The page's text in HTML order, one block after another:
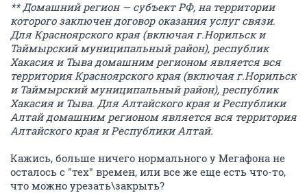
** Домашний регион — субъект РФ, на территории
которого заключен договор оказания услуг связи.
Для Красноярского края (включая г.Норильск и
Таймырский муниципальный район), республик
Хакасия и Тыва домашним регионом является вся
территория Красноярского края (включая г.Норильск
и Таймырский муниципальный район), республик
Хакасия и Тыва. Для Алтайского края и Республики
Алтай домашним регионом является вся территория
Алтайского края и Республики Алтай.
Кажись, больше ничего нормального у Мегафона не
осталось с "тех" времен, или все же еще есть что-то,
что можно урезать\закрыть?